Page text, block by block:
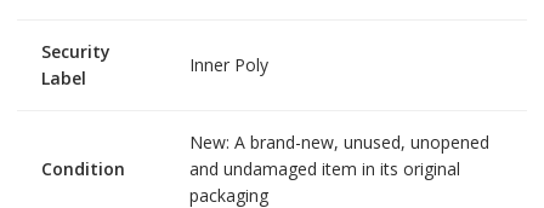
Security
Label
Inner Poly
Condition
New: A brand-new, unused, unopened
and undamaged item in its original
packaging